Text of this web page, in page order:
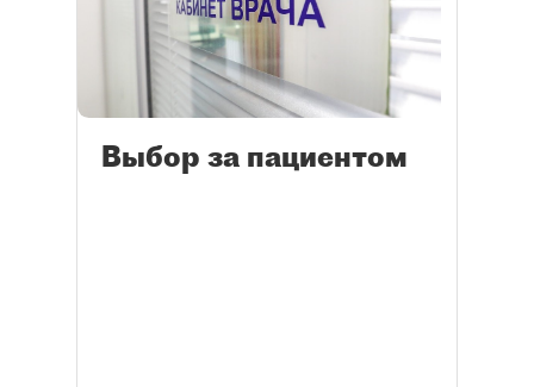
Выбор за пациентом